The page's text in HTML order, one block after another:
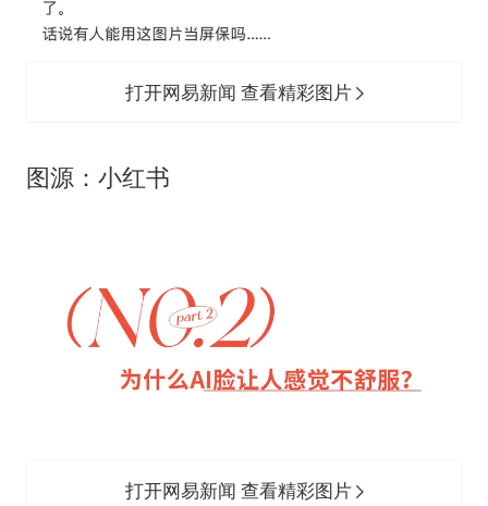
打开网易新闻 查看精彩图片
图源：小红书
打开网易新闻 查看精彩图片